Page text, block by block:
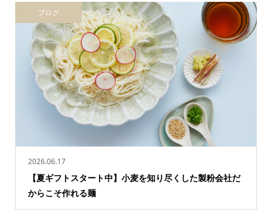
2026.06.17
【夏ギフトスタート中】小麦を知り尽くした製粉会社だ
からこそ作れる麺
ブログ